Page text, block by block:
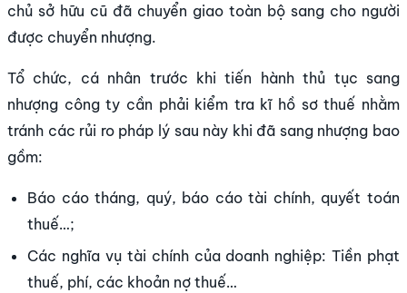
chủ sở hữu cũ đã chuyển giao toàn bộ sang cho người
được chuyển nhượng.
Tổ chức, cá nhân trước khi tiến hành thủ tục sang
nhượng công ty cần phải kiểm tra kĩ hồ sơ thuế nhằm
tránh các rủi ro pháp lý sau này khi đã sang nhượng bao
gồm:
Báo cáo tháng, quý, báo cáo tài chính, quyết toán
thuế…;
Các nghĩa vụ tài chính của doanh nghiệp: Tiền phạt
thuế, phí, các khoản nợ thuế…